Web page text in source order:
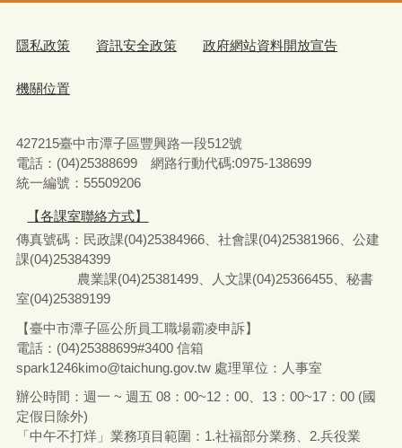
隱私政策 資訊安全政策 政府網站資料開放宣告
機關位置
427215臺中市潭子區豐興路一段512號
電話：(04)25388699 網路行動代碼:0975-138699
統一編號：55509206
【各課室聯絡方式】
傳真號碼：民政課(04)25384966、社會課(04)25381966、公建
課(04)25384399
農業課(04)25381499、人文課(04)25366455、秘書
室(04)25389199
【臺中市潭子區公所員工職場霸凌申訴】
電話：(04)25388699#3400 信箱
spark1246kimo@taichung.gov.tw 處理單位：人事室
辦公時間：週一 ~ 週五 08：00~12：00、13：00~17：00 (國
定假日除外)
「中午不打烊」業務項目範圍：1.社福部分業務、 2.兵役業